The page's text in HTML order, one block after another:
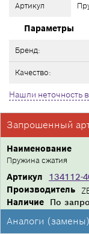
Артикул
Параметры
Бренд:
Качество:
Нашли неточность
Запрошенный
Производитель
Артикул 134112-
Наименование
Пружина сжатия
Наличие По
Аналоги